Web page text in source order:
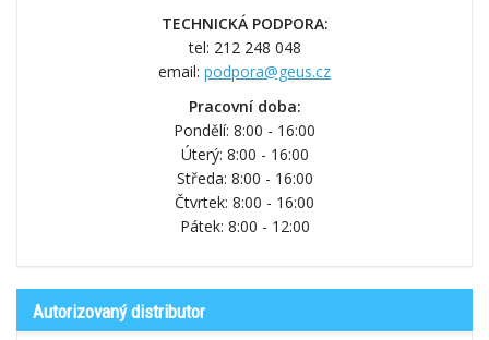
TECHNICKÁ PODPORA:
tel: 212 248 048
email: podpora@geus.cz
Pracovní doba:
Pondělí: 8:00 - 16:00
Úterý: 8:00 - 16:00
Středa: 8:00 - 16:00
Čtvrtek: 8:00 - 16:00
Pátek: 8:00 - 12:00
Autorizovaný distributor